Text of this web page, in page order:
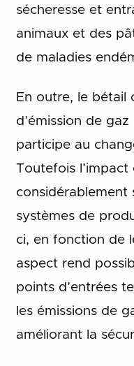
sécheresse et
animaux et des
de maladies
En outre, le bétail
d’émission de
participe au
Toutefois
considérablement
systèmes de
ci, en fonction de
aspect rend
points d’entrées
les émissions de
améliorant la